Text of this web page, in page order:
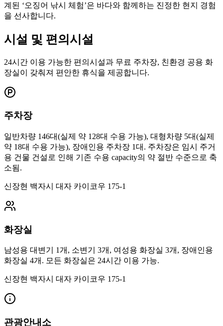
계된 ‘오징어 낚시 체험’은 바다와 함께하는 진정한 현지 경험
을 선사합니다.
시설 및 편의시설
24시간 이용 가능한 편의시설과 무료 주차장, 친환경 공용 화
장실이 갖춰져 편안한 휴식을 제공합니다.
주차장
일반차량 146대(실제 약 128대 수용 가능), 대형차량 5대(실제
약 18대 수용 가능), 장애인용 주차장 1대. 주차장은 임시 주거
용 건물 건설로 인해 기존 수용 capacity의 약 절반 수준으로 축
소됨.
신장현 백자시 대자 카이코우 175-1
화장실
남성용 대변기 1개, 소변기 3개, 여성용 화장실 3개, 장애인용
화장실 4개. 모든 화장실은 24시간 이용 가능.
신장현 백자시 대자 카이코우 175-1
관광안내소